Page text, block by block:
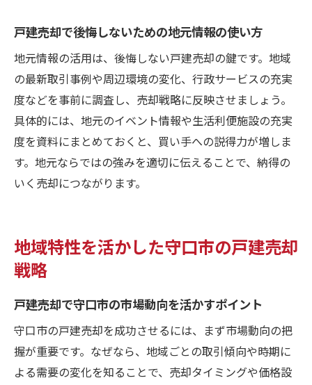
戸建売却で後悔しないための地元情報の使い方
地元情報の活用は、後悔しない戸建売却の鍵です。地域
の最新取引事例や周辺環境の変化、行政サービスの充実
度などを事前に調査し、売却戦略に反映させましょう。
具体的には、地元のイベント情報や生活利便施設の充実
度を資料にまとめておくと、買い手への説得力が増しま
す。地元ならではの強みを適切に伝えることで、納得の
いく売却につながります。
地域特性を活かした守口市の戸建売却
戦略
戸建売却で守口市の市場動向を活かすポイント
守口市の戸建売却を成功させるには、まず市場動向の把
握が重要です。なぜなら、地域ごとの取引傾向や時期に
よる需要の変化を知ることで、売却タイミングや価格設